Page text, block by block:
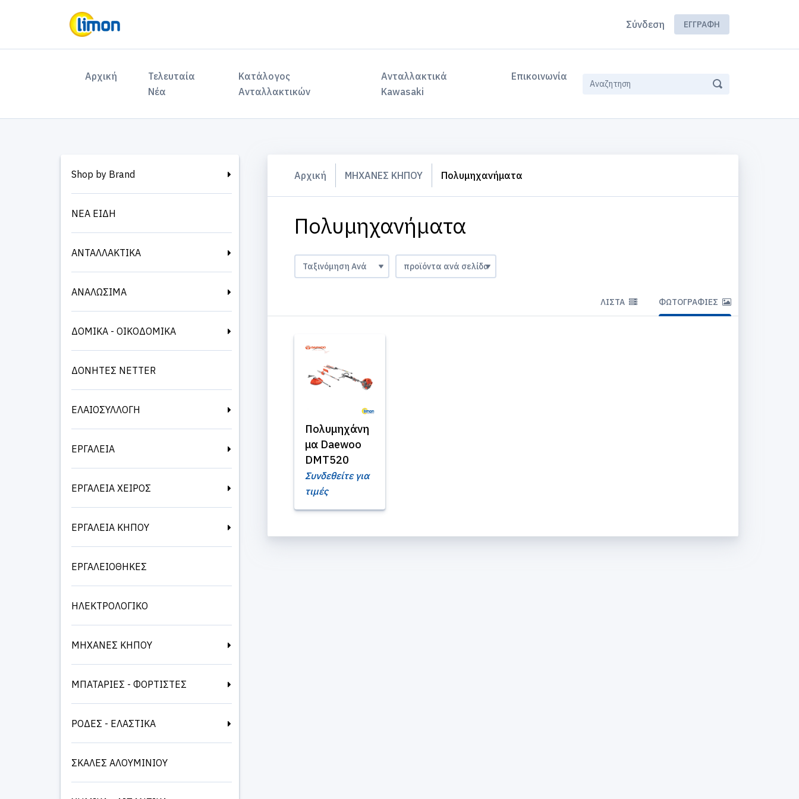
Σύνδεση ΕΓΓΡΑΦΉ
Αρχική (current)Τελευταία
Νέα
Κατάλογος
Ανταλλακτικών
Ανταλλακτικά
Kawasaki
Επικοινωνία
Shop by Brand
ΝΕΑ ΕΙΔΗ
ΑΝΤΑΛΛΑΚΤΙΚΑ
ΑΝΑΛΩΣΙΜΑ
ΔΟΜΙΚΑ - ΟΙΚΟΔΟΜΙΚΑ
ΔΟΝΗΤΕΣ NETTER
ΕΛΑΙΟΣΥΛΛΟΓΗ
ΕΡΓΑΛΕΙΑ
ΕΡΓΑΛΕΙΑ ΧΕΙΡΟΣ
ΕΡΓΑΛΕΙΑ ΚΗΠΟΥ
ΕΡΓΑΛΕΙΟΘΗΚΕΣ
ΗΛΕΚΤΡΟΛΟΓΙΚΟ
ΜΗΧΑΝΕΣ ΚΗΠΟΥ
ΜΠΑΤΑΡΙΕΣ - ΦΟΡΤΙΣΤΕΣ
ΡΟΔΕΣ - ΕΛΑΣΤΙΚΑ
ΣΚΑΛΕΣ ΑΛΟΥΜΙΝΙΟΥ
Αρχική ΜΗΧΑΝΕΣ ΚΗΠΟΥ Πολυμηχανήματα
Πολυμηχανήματα
ΛΊΣΤΑ ΦΩΤΟΓΡΑΦΊΕΣ
Πολυμηχάνη
μα Daewoo
DMT520
Συνδεθείτε για
τιμές